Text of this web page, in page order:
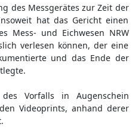
des Messgerätes zur Zeit der
hat das Gericht einen
Mess- und Eichwesen NRW
verlesen können, der eine
und das Ende der
Vorfalls in Augenschein
Videoprints, anhand derer